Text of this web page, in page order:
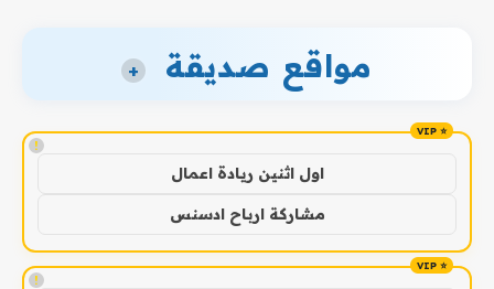
مواقع صديقة +
!
اول اثنين ريادة اعمال
مشاركة ارباح ادسنس
!